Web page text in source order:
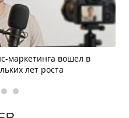
маркетинга вошел в
лет роста